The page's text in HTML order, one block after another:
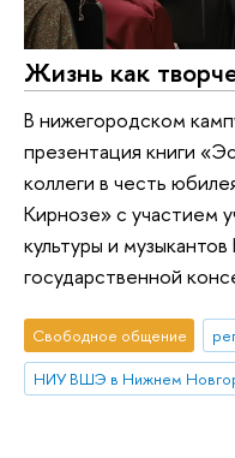
Жизнь как
В нижегородском
презентация книги
коллеги в честь
Кирнозе» с участием
культуры и
государственной
Свободное общение
НИУ ВШЭ в Нижнем